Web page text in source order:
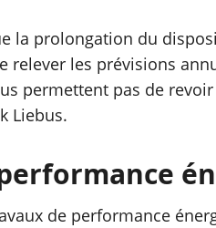
la prolongation du
relever les prévisions
permettent pas de
Liebus.
de performance